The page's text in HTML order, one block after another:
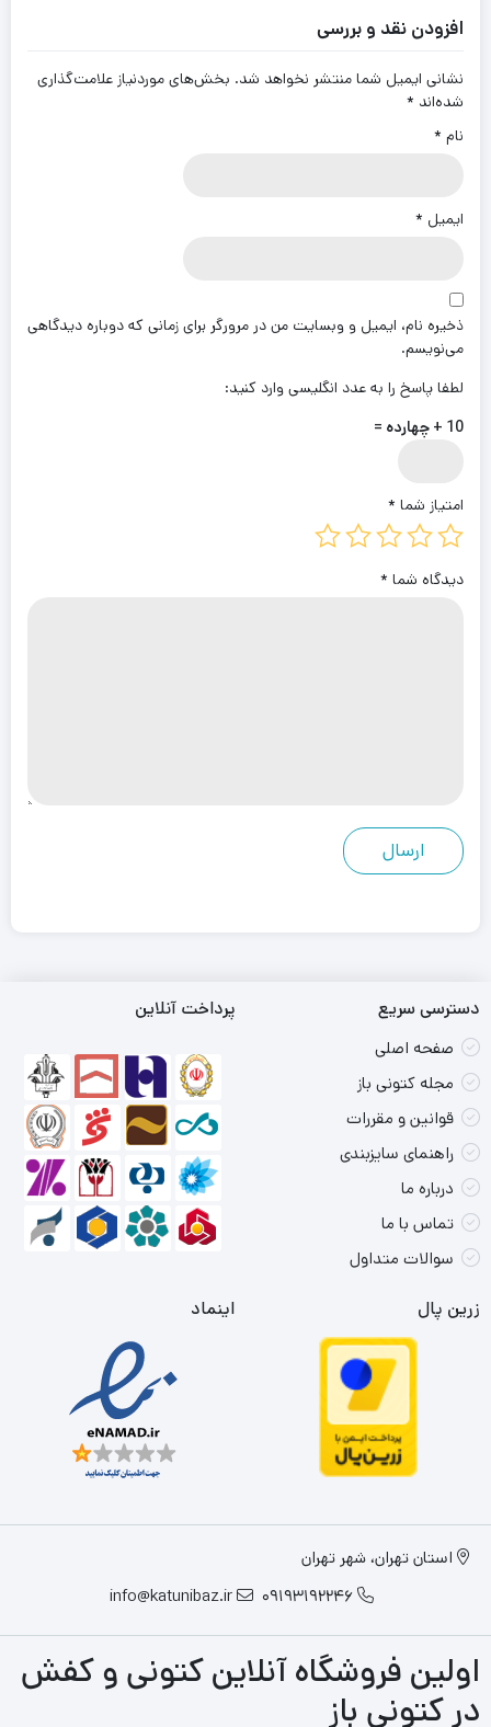
افزودن نقد و بررسی
نشانی ایمیل شما منتشر نخواهد شد. بخش‌های موردنیاز علامت‌گذاری
شده‌اند *
نام *
ایمیل *
ذخیره نام، ایمیل و وبسایت من در مرورگر برای زمانی که دوباره دیدگاهی
می‌نویسم.
لطفا پاسخ را به عدد انگلیسی وارد کنید:
10 + چهارده =
امتیاز شما *
دیدگاه شما *
دسترسی سریع
صفحه اصلی
مجله کتونی باز
قوانین و مقررات
راهنمای سایزبندی
درباره ما
تماس با ما
سوالات متداول
پرداخت آنلاین
زرین پال اینماد
استان تهران، شهر تهران
09193192246
info@katunibaz.ir
اولین فروشگاه آنلاین کتونی و کفش
در کتونی باز